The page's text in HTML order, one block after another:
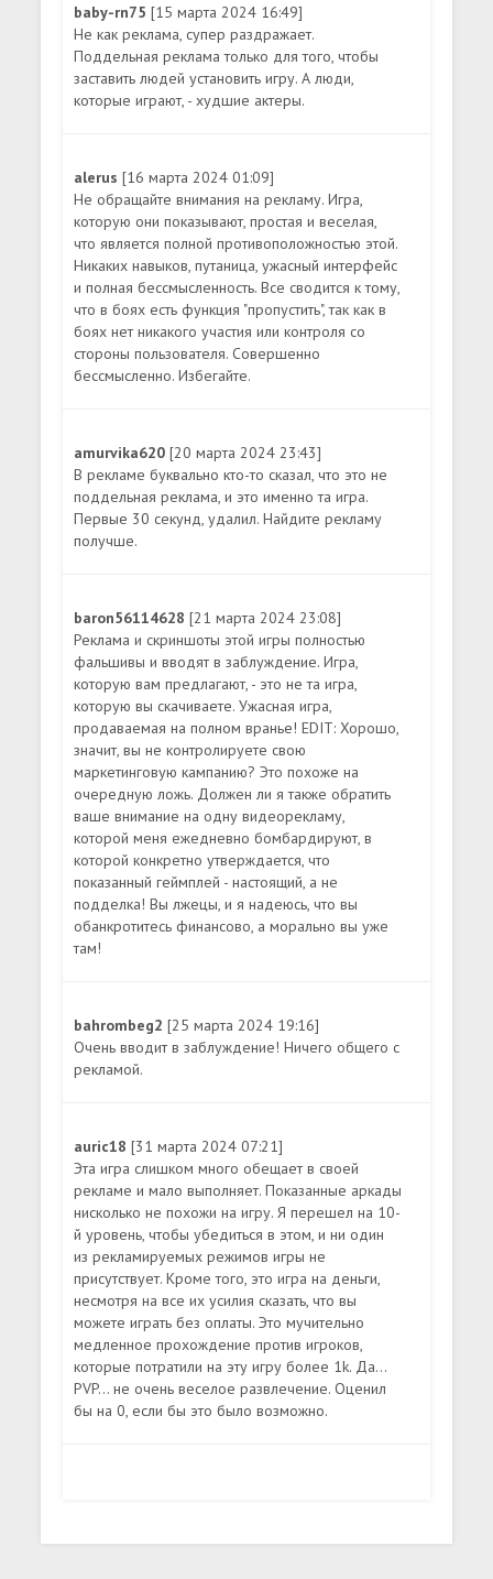
baby-rn75[15 марта 2024 16:49]
Не как реклама, супер раздражает.
Поддельная реклама только для того, чтобы
заставить людей установить игру. А люди,
которые играют, - худшие актеры.
alerus[16 марта 2024 01:09]
Не обращайте внимания на рекламу. Игра,
которую они показывают, простая и веселая,
что является полной противоположностью этой.
Никаких навыков, путаница, ужасный интерфейс
и полная бессмысленность. Все сводится к тому,
что в боях есть функция "пропустить", так как в
боях нет никакого участия или контроля со
стороны пользователя. Совершенно
бессмысленно. Избегайте.
amurvika620[20 марта 2024 23:43]
В рекламе буквально кто-то сказал, что это не
поддельная реклама, и это именно та игра.
Первые 30 секунд, удалил. Найдите рекламу
получше.
baron56114628[21 марта 2024 23:08]
Реклама и скриншоты этой игры полностью
фальшивы и вводят в заблуждение. Игра,
которую вам предлагают, - это не та игра,
которую вы скачиваете. Ужасная игра,
продаваемая на полном вранье! EDIT: Хорошо,
значит, вы не контролируете свою
маркетинговую кампанию? Это похоже на
очередную ложь. Должен ли я также обратить
ваше внимание на одну видеорекламу,
которой меня ежедневно бомбардируют, в
которой конкретно утверждается, что
показанный геймплей - настоящий, а не
подделка! Вы лжецы, и я надеюсь, что вы
обанкротитесь финансово, а морально вы уже
там!
bahrombeg2[25 марта 2024 19:16]
Очень вводит в заблуждение! Ничего общего с
рекламой.
auric18[31 марта 2024 07:21]
Эта игра слишком много обещает в своей
рекламе и мало выполняет. Показанные аркады
нисколько не похожи на игру. Я перешел на 10-
й уровень, чтобы убедиться в этом, и ни один
из рекламируемых режимов игры не
присутствует. Кроме того, это игра на деньги,
несмотря на все их усилия сказать, что вы
можете играть без оплаты. Это мучительно
медленное прохождение против игроков,
которые потратили на эту игру более 1k. Да...
PVP... не очень веселое развлечение. Оценил
бы на 0, если бы это было возможно.